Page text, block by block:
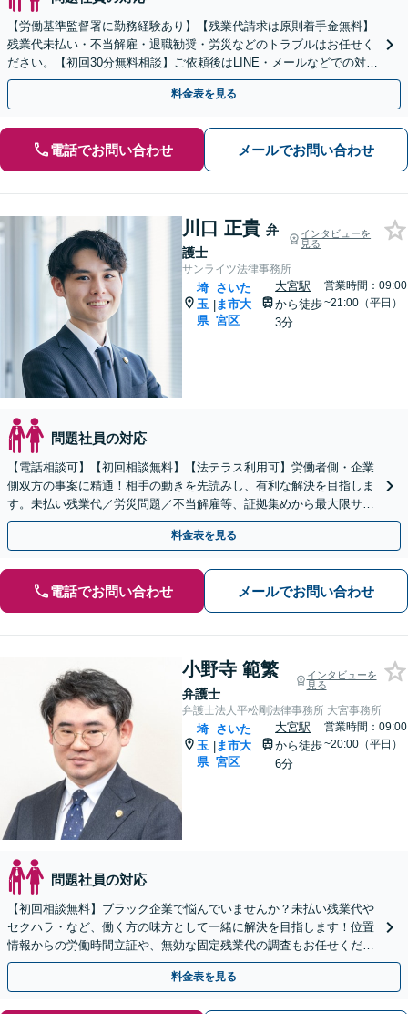
【労働基準監督署に勤務経験あり】【残業代請求は原則着手金無料】
残業代未払い・不当解雇・退職勧奨・労災などのトラブルはお任せく
ださい。【初回30分無料相談】ご依頼後はLINE・メールなどでの対応
も可能です【大宮駅徒歩4分】
料金表を見る
電話でお問い合わせ メールでお問い合わせ
川口 正貴 弁
護士
インタビューを
見る
サンライツ法律事務所
埼
玉
県
|
さいた
ま市大
宮区
大宮駅
から徒歩
3分
営業時間：09:00
~21:00（平日）
問題社員の対応
【電話相談可】【初回相談無料】【法テラス利用可】労働者側・企業
側双方の事案に精通！相手の動きを先読みし、有利な解決を目指しま
す。未払い残業代／労災問題／不当解雇等、証拠集めから最大限サポ
ート。企業側のご相談もお任せ【完全個室】【大宮駅3分】
料金表を見る
電話でお問い合わせ メールでお問い合わせ
小野寺 範繁
弁護士
インタビューを
見る
弁護士法人平松剛法律事務所 大宮事務所
埼
玉
県
|
さいた
ま市大
宮区
大宮駅
から徒歩
6分
営業時間：09:00
~20:00（平日）
問題社員の対応
【初回相談無料】ブラック企業で悩んでいませんか？未払い残業代や
セクハラ・など、働く方の味方として一緒に解決を目指します！位置
情報からの労働時間立証や、無効な固定残業代の調査もお任せくださ
い。【電話・WEB相談可】【夜間や休日相談可】
料金表を見る